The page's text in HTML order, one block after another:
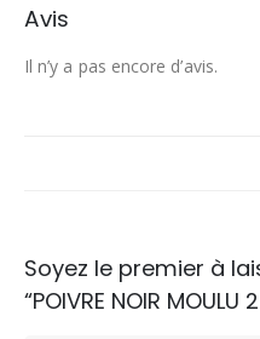
Avis
Il n’y a pas encore d’avis.
Soyez le premier à
“POIVRE NOIR MOULU